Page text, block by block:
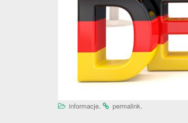
informacje. permalink.